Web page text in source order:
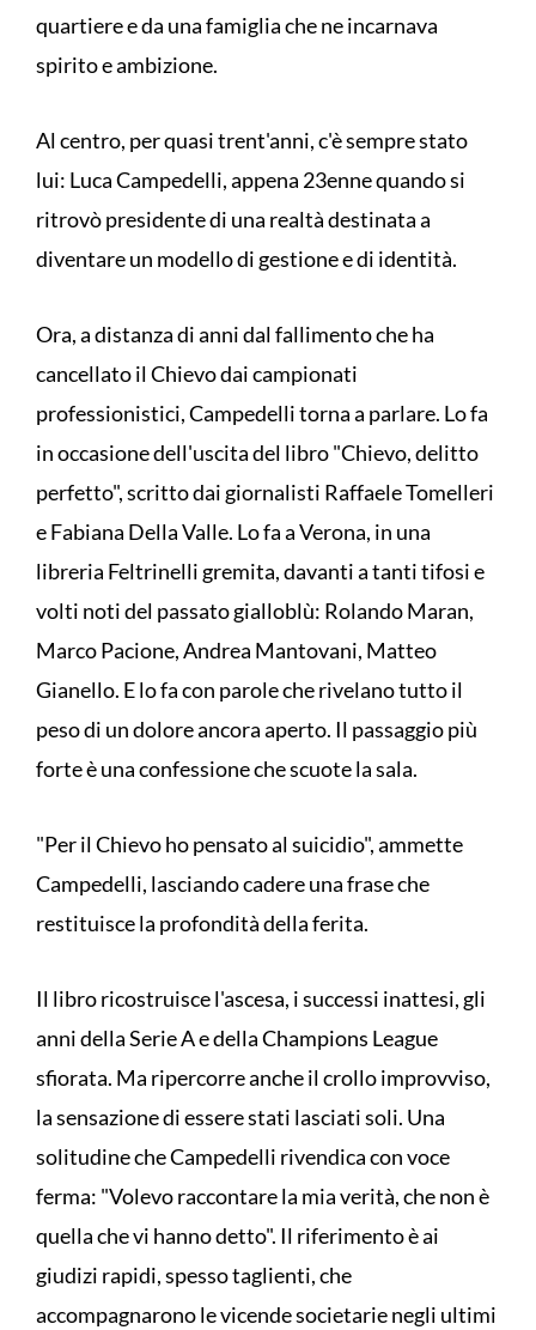
quartiere e da una famiglia che ne incarnava
spirito e ambizione.
Al centro, per quasi trent'anni, c'è sempre stato
lui: Luca Campedelli, appena 23enne quando si
ritrovò presidente di una realtà destinata a
diventare un modello di gestione e di identità.
Ora, a distanza di anni dal fallimento che ha
cancellato il Chievo dai campionati
professionistici, Campedelli torna a parlare. Lo fa
in occasione dell'uscita del libro "Chievo, delitto
perfetto", scritto dai giornalisti Raffaele Tomelleri
e Fabiana Della Valle. Lo fa a Verona, in una
libreria Feltrinelli gremita, davanti a tanti tifosi e
volti noti del passato gialloblù: Rolando Maran,
Marco Pacione, Andrea Mantovani, Matteo
Gianello. E lo fa con parole che rivelano tutto il
peso di un dolore ancora aperto. Il passaggio più
forte è una confessione che scuote la sala.
"Per il Chievo ho pensato al suicidio", ammette
Campedelli, lasciando cadere una frase che
restituisce la profondità della ferita.
Il libro ricostruisce l'ascesa, i successi inattesi, gli
anni della Serie A e della Champions League
sfiorata. Ma ripercorre anche il crollo improvviso,
la sensazione di essere stati lasciati soli. Una
solitudine che Campedelli rivendica con voce
ferma: "Volevo raccontare la mia verità, che non è
quella che vi hanno detto". Il riferimento è ai
giudizi rapidi, spesso taglienti, che
accompagnarono le vicende societarie negli ultimi